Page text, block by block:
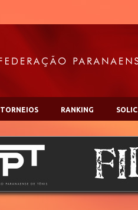
TORNEIOS RANKING